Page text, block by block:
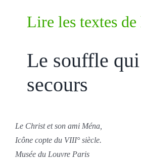
Lire les textes
Le souffle
secours
Le Christ et son ami Ména,
Icône copte du VIII° siècle.
Musée du Louvre Paris